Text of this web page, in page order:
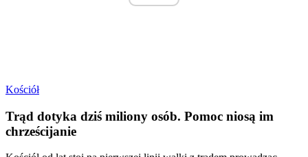
Kościół
Trąd dotyka dziś miliony osób. Pomoc niosą im
chrześcijanie